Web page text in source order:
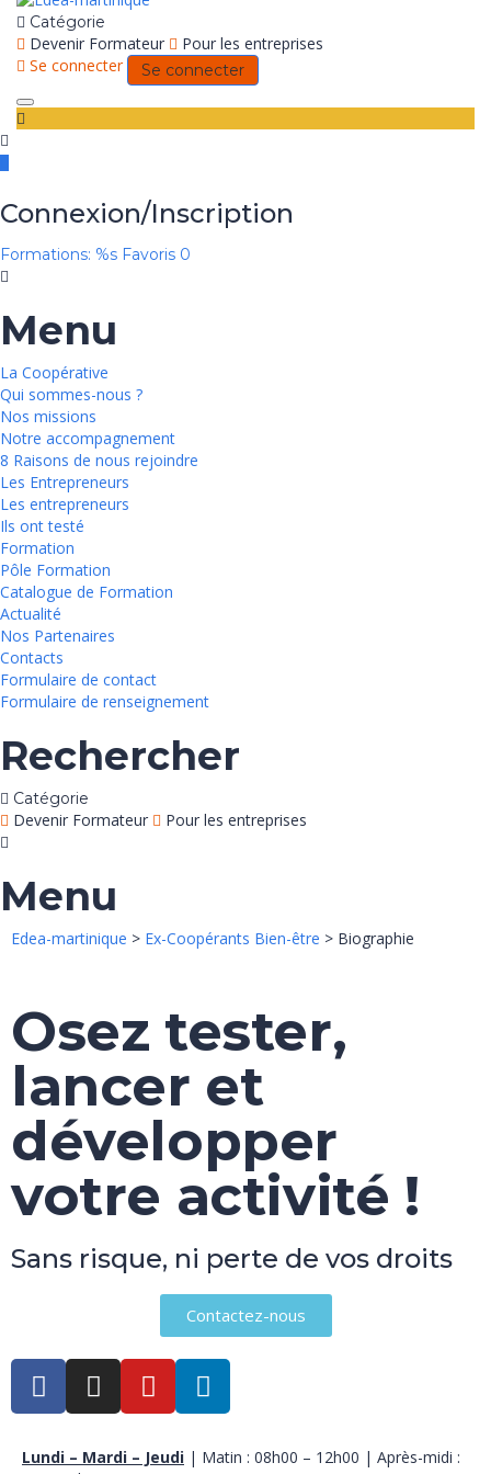
Catégorie
Devenir Formateur
Pour les entreprises
Se connecter
Se connecter
Toggle
navigation
Connexion/Inscription
Formations: %s Favoris 0
Menu
La Coopérative
Qui sommes-nous ?
Nos missions
Notre accompagnement
8 Raisons de nous rejoindre
Les Entrepreneurs
Les entrepreneurs
Ils ont testé
Formation
Pôle Formation
Catalogue de Formation
Actualité
Nos Partenaires
Contacts
Formulaire de contact
Formulaire de renseignement
Rechercher
Catégorie
Devenir Formateur Pour les entreprises
Menu
Edea-martinique > Ex-Coopérants Bien-être > Biographie
Osez tester,
lancer et
développer
votre activité !
Sans risque, ni perte de vos droits
Contactez-nous
Lundi – Mardi – Jeudi | Matin : 08h00 – 12h00 | Après-midi :